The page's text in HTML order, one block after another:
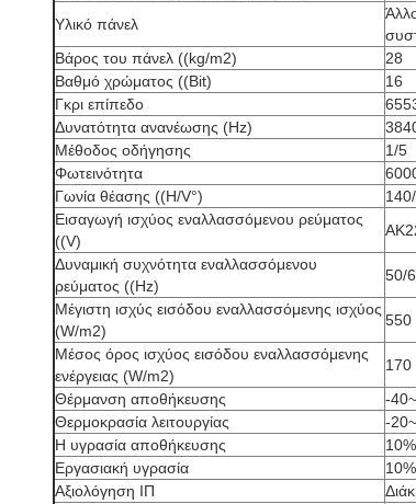
Υλικό πάνελ
Βάρος του πάνελ ((kg/m2)
28
Βαθμό χρώματος ((Bit)
16
Γκρι επίπεδο
Δυνατότητα ανανέωσης (Hz)
Μέθοδος οδήγησης
1/5
Φωτεινότητα
Γωνία θέασης ((H/V°)
Εισαγωγή ισχύος εναλλασσόμενου ρεύματος
((V)
Δυναμική συχνότητα εναλλασσόμενου
ρεύματος ((Hz)
50/
Μέγιστη ισχύς εισόδου εναλλασσόμενης ισχύος
(W/m2)
550
Μέσος όρος ισχύος εισόδου εναλλασσόμενης
ενέργειας (W/m2)
170
Θέρμανση αποθήκευσης
-
Θερμοκρασία λειτουργίας
-
Η υγρασία αποθήκευσης
Εργασιακή υγρασία
Αξιολόγηση ΙΠ